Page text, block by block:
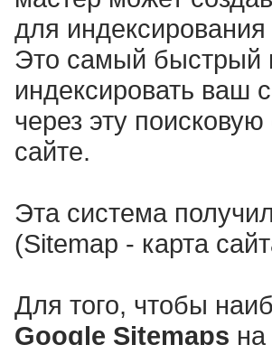
для
Это самый быстрый
индексировать ваш
через эту
сайте.
Эта система
(Sitemap - карта
Для того, чтобы
Google Sitemaps